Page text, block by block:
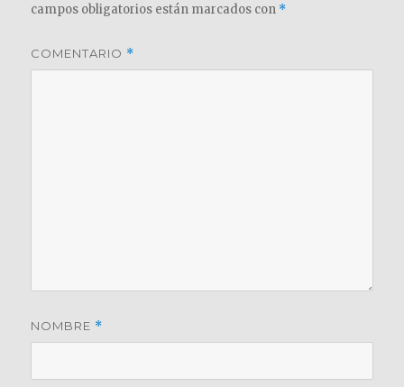
campos obligatorios están marcados con *
COMENTARIO *
NOMBRE *